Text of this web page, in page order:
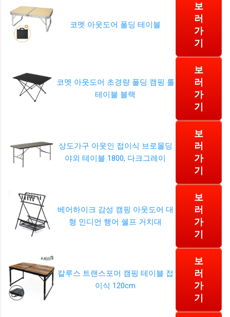
코멧 아웃도어 폴딩 테이블
보
러
가
기
코멧 아웃도어 초경량 폴딩 캠핑 롤
테이블 블랙
보
러
가
기
상도가구 아웃인 접이식 브로몰딩
야외 테이블 1800, 다크그레이
보
러
가
기
베어하이크 감성 캠핑 아웃도어 대
형 인디언 행어 쉘프 거치대
보
러
가
기
칼루스 트랜스포머 캠핑 테이블 접
이식 120cm
보
러
가
기